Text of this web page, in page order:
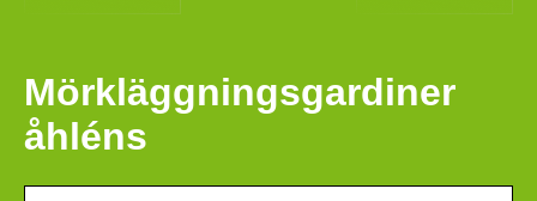
Mörkläggningsgardiner
åhléns